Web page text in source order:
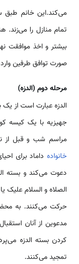
می‌کند.این خانم طبق
تمام منازل را
بیشتر و اخذ موافقت
صورت توافق طرفین
مرحله دوم (الدزه)
الدزه عبارت است از
جهیزیه با یک کیسه
مراسم شب و قبل از
خانواده داماد برای
دعوت می‌کند و بسته
الصلاه و السلام
حرکت می‌کنند. به
مدعوین از آنان
کردن بسته الدزه
تمجید می‌کنند.